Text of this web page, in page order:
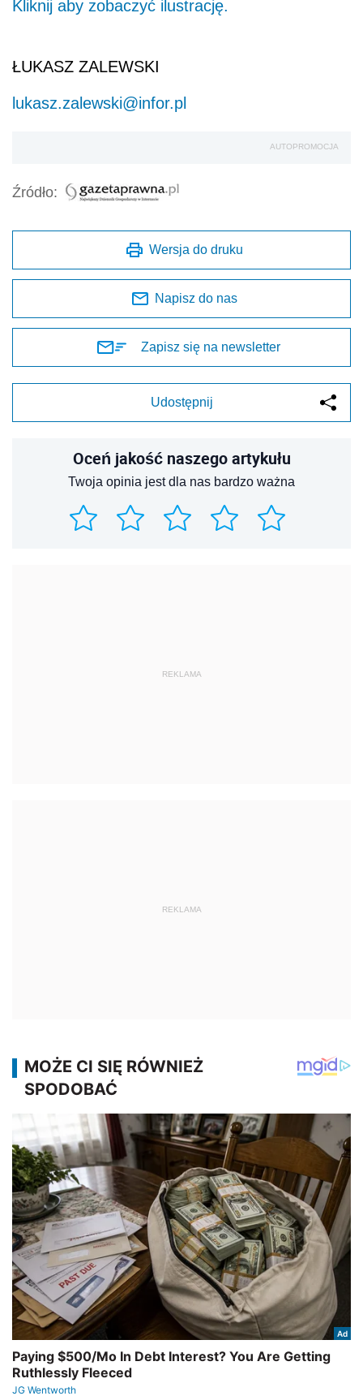
Kliknij aby zobaczyć ilustrację.
ŁUKASZ ZALEWSKI
lukasz.zalewski@infor.pl
AUTOPROMOCJA
Źródło:
Wersja do druku
Napisz do nas
Zapisz się na newsletter
Udostępnij
Oceń jakość naszego artykułu
Twoja opinia jest dla nas bardzo ważna
REKLAMA
REKLAMA